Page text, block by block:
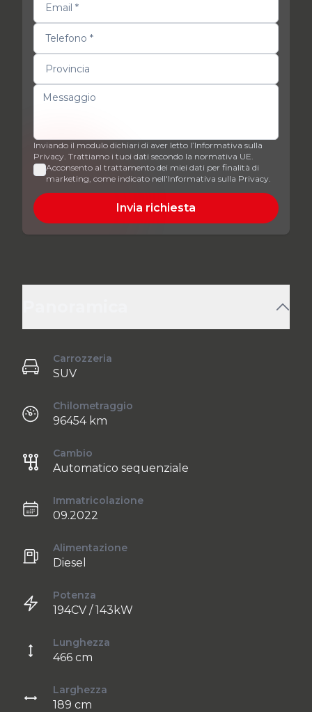
Inviando il modulo dichiari di aver letto l’Informativa sulla
Privacy. Trattiamo i tuoi dati secondo la normativa UE.
Acconsento al trattamento dei miei dati per finalità di
marketing, come indicato nell'Informativa sulla Privacy.
Invia richiesta
Carrozzeria
SUV
Chilometraggio
96454 km
Cambio
Automatico sequenziale
Immatricolazione
09.2022
Alimentazione
Diesel
Potenza
194CV / 143kW
Lunghezza
466 cm
Larghezza
189 cm